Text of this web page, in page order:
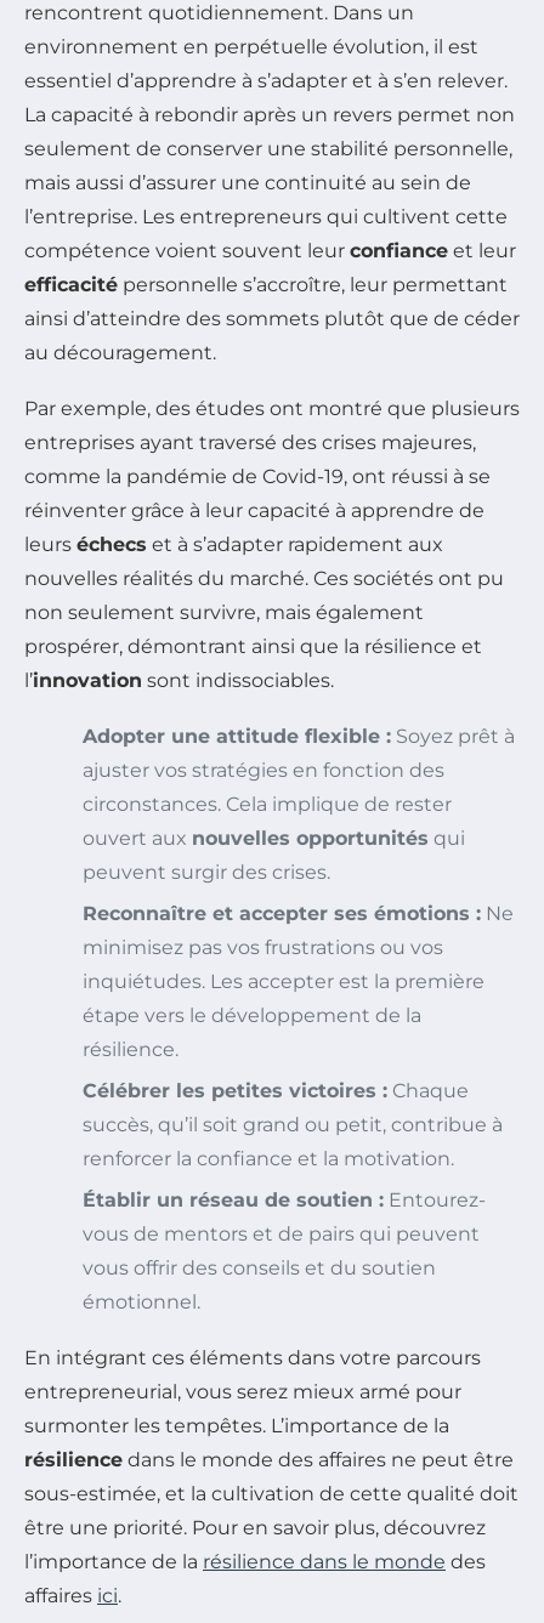
rencontrent quotidiennement. Dans un
environnement en perpétuelle évolution, il est
essentiel d’apprendre à s’adapter et à s’en relever.
La capacité à rebondir après un revers permet non
seulement de conserver une stabilité personnelle,
mais aussi d’assurer une continuité au sein de
l’entreprise. Les entrepreneurs qui cultivent cette
compétence voient souvent leur confiance et leur
efficacité personnelle s’accroître, leur permettant
ainsi d’atteindre des sommets plutôt que de céder
au découragement.
Par exemple, des études ont montré que plusieurs
entreprises ayant traversé des crises majeures,
comme la pandémie de Covid-19, ont réussi à se
réinventer grâce à leur capacité à apprendre de
leurs échecs et à s’adapter rapidement aux
nouvelles réalités du marché. Ces sociétés ont pu
non seulement survivre, mais également
prospérer, démontrant ainsi que la résilience et
l’innovation sont indissociables.
Adopter une attitude flexible : Soyez prêt à
ajuster vos stratégies en fonction des
circonstances. Cela implique de rester
ouvert aux nouvelles opportunités qui
peuvent surgir des crises.
Reconnaître et accepter ses émotions : Ne
minimisez pas vos frustrations ou vos
inquiétudes. Les accepter est la première
étape vers le développement de la
résilience.
Célébrer les petites victoires : Chaque
succès, qu’il soit grand ou petit, contribue à
renforcer la confiance et la motivation.
Établir un réseau de soutien : Entourez-
vous de mentors et de pairs qui peuvent
vous offrir des conseils et du soutien
émotionnel.
En intégrant ces éléments dans votre parcours
entrepreneurial, vous serez mieux armé pour
surmonter les tempêtes. L’importance de la
résilience dans le monde des affaires ne peut être
sous-estimée, et la cultivation de cette qualité doit
être une priorité. Pour en savoir plus, découvrez
l’importance de la résilience dans le monde des
affaires ici.